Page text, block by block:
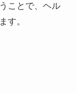
ことで、ヘル
す。